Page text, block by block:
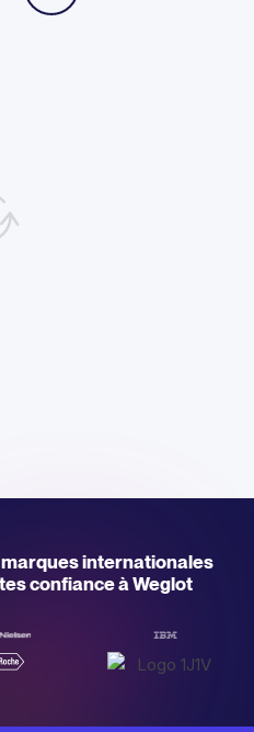
internationales
confiance à Weglot